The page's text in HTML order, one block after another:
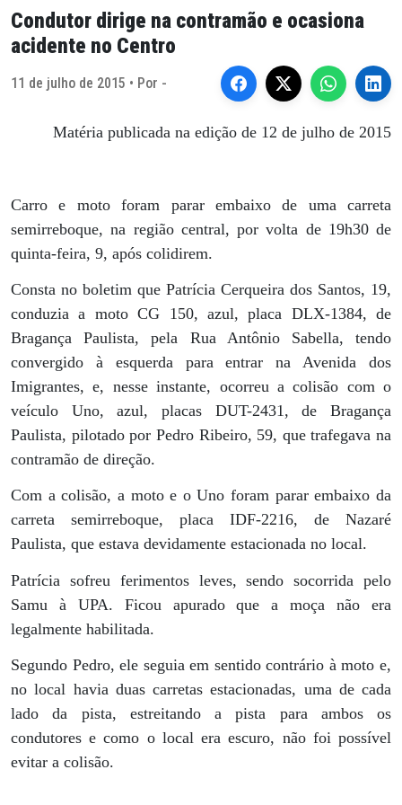
Condutor dirige na contramão e ocasiona
acidente no Centro
11 de julho de 2015 • Por -
Matéria publicada na edição de 12 de julho de 2015
Carro e moto foram parar embaixo de uma carreta
semirreboque, na região central, por volta de 19h30 de
quinta-feira, 9, após colidirem.
Consta no boletim que Patrícia Cerqueira dos Santos, 19,
conduzia a moto CG 150, azul, placa DLX-1384, de
Bragança Paulista, pela Rua Antônio Sabella, tendo
convergido à esquerda para entrar na Avenida dos
Imigrantes, e, nesse instante, ocorreu a colisão com o
veículo Uno, azul, placas DUT-2431, de Bragança
Paulista, pilotado por Pedro Ribeiro, 59, que trafegava na
contramão de direção.
Com a colisão, a moto e o Uno foram parar embaixo da
carreta semirreboque, placa IDF-2216, de Nazaré
Paulista, que estava devidamente estacionada no local.
Patrícia sofreu ferimentos leves, sendo socorrida pelo
Samu à UPA. Ficou apurado que a moça não era
legalmente habilitada.
Segundo Pedro, ele seguia em sentido contrário à moto e,
no local havia duas carretas estacionadas, uma de cada
lado da pista, estreitando a pista para ambos os
condutores e como o local era escuro, não foi possível
evitar a colisão.